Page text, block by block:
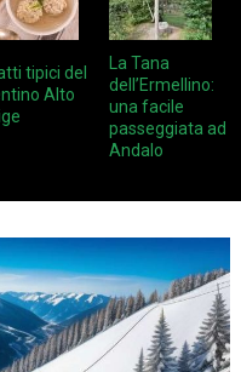
tipici del
Alto
La Tana
dell’Ermellino:
una facile
passeggiata ad
Andalo